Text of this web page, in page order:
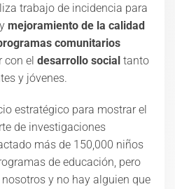
trabajo de incidencia para
y mejoramiento de la calidad
comunitarios
con el desarrollo social tanto
y jóvenes.
estratégico para mostrar el
de investigaciones
más de 150,000 niños
de educación, pero
y no hay alguien que